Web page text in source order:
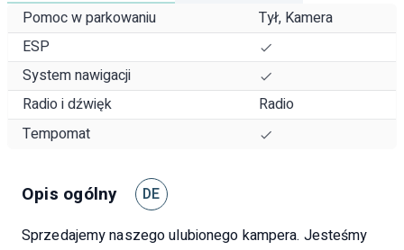
Pomoc w parkowaniu
Tył, Kamera
ESP
System nawigacji
Radio i dźwięk
Radio
Tempomat
Opis ogólny DE
Sprzedajemy naszego ulubionego kampera. Jesteśmy